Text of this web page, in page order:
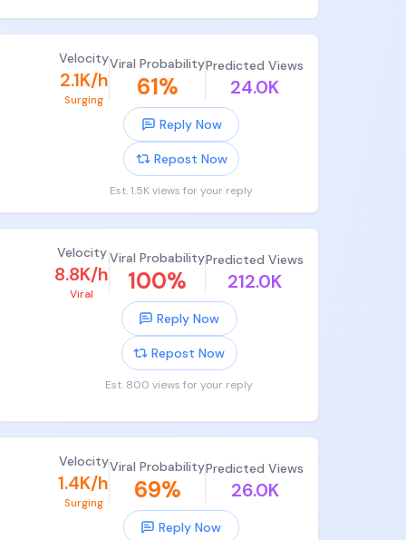
脚
Velocity
2.1K/h
Surging
Viral Probability
61%
Predicted Views
24.0K
Reply Now
Repost Now
Est. 1.5K views for your reply
Velocity
8.8K/h
Viral
Viral Probability
100%
Predicted Views
212.0K
Reply Now
Repost Now
Est. 800 views for your reply
Velocity
1.4K/h
Surging
Viral Probability
69%
Predicted Views
26.0K
Reply Now